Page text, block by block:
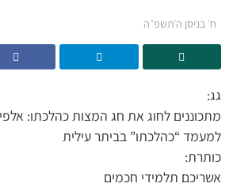
ח׳ בניסן ה׳תשפ״ה
גג:
מתכוננים לחוג את חג המצות כהלכתו:
למעמד “כהלכתו” בביתר עילית
כותרת:
אשריכם תלמידי חכמים